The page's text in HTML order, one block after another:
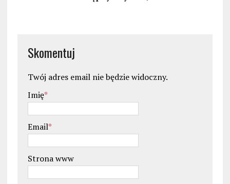
Skomentuj
Twój adres email nie będzie widoczny.
Imię*
Email*
Strona www